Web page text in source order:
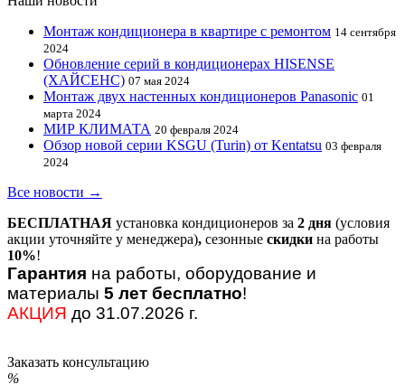
Монтаж кондиционера в квартире с ремонтом 14 сентября
2024
Обновление серий в кондиционерах HISENSE
(ХАЙСЕНС) 07 мая 2024
Монтаж двух настенных кондиционеров Panasonic 01
марта 2024
МИР КЛИМАТА 20 февраля 2024
Обзор новой серии KSGU (Turin) от Kentatsu 03 февраля
2024
Все новости →
БЕСПЛАТНАЯ установка кондиционеров за 2 дня (условия
акции уточняйте у менеджера), сезонные скидки на работы
10%!
Гарантия на работы, оборудование и
материалы 5 лет бесплатно!
АКЦИЯ до 31.07.2026 г.
Заказать консультацию